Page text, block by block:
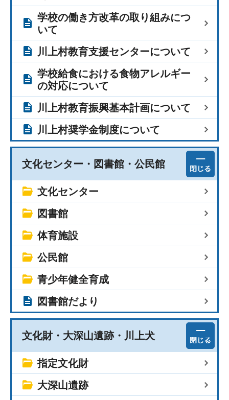
学校の働き方改革の取り組みにつ
いて
川上村教育支援センターについて
学校給食における食物アレルギー
の対応について
川上村教育振興基本計画について
川上村奨学金制度について
文化センター・図書館・公民館
文化センター
図書館
体育施設
公民館
青少年健全育成
図書館だより
文化財・大深山遺跡・川上犬
指定文化財
大深山遺跡